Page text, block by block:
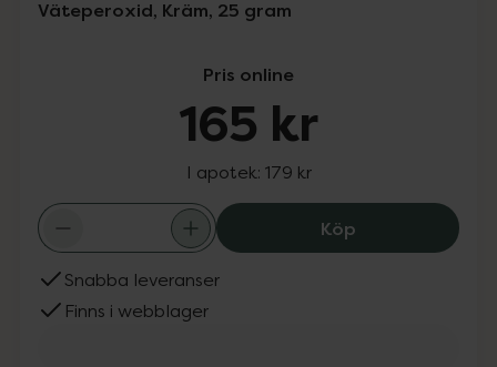
Väteperoxid, Kräm, 25 gram
Pris online
165 kr
I apotek: 179 kr
KöpMicrocid 1 %,
Snabba leveranser
Finns i webblager